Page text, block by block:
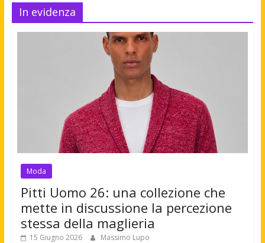
In evidenza
Moda
Pitti Uomo 26: una collezione che
mette in discussione la percezione
stessa della maglieria
15 Giugno 2026 Massimo Lupo